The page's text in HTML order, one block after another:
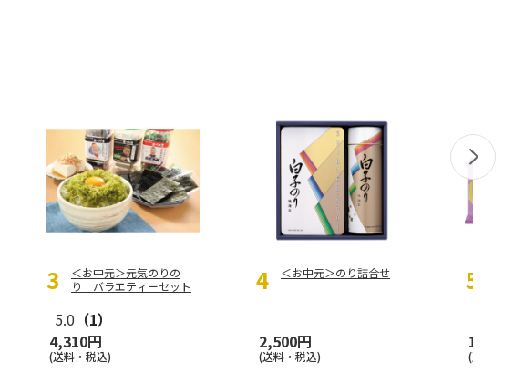
＜お中元＞元気のりの
り バラエティーセット
5.0 （1）
4,310円
(送料・税込)
＜お中元＞のり詰合せ
2,500円
(送料・税込)
1,950
(送料・